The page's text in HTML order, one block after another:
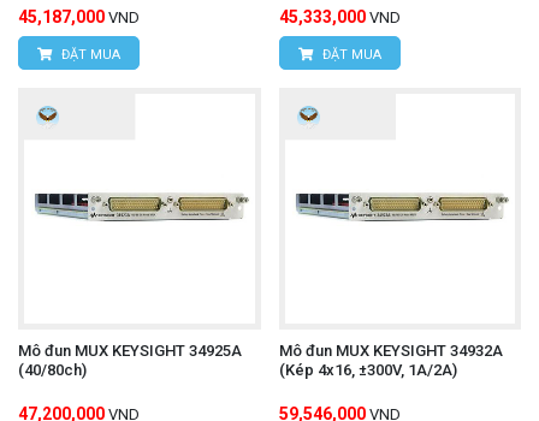
45,187,000 VND
ĐẶT MUA
45,333,000 VND
ĐẶT MUA
Mô đun MUX KEYSIGHT 34925A
(40/80ch)
47,200,000 VND
Mô đun MUX KEYSIGHT 34932A
(Kép 4x16, ±300V, 1A/2A)
59,546,000 VND